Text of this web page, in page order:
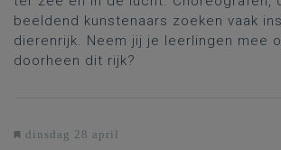
beeldend kunstenaars zoeken vaak
dierenrijk. Neem jij je leerlingen mee
doorheen dit rijk?
dinsdag 28 april